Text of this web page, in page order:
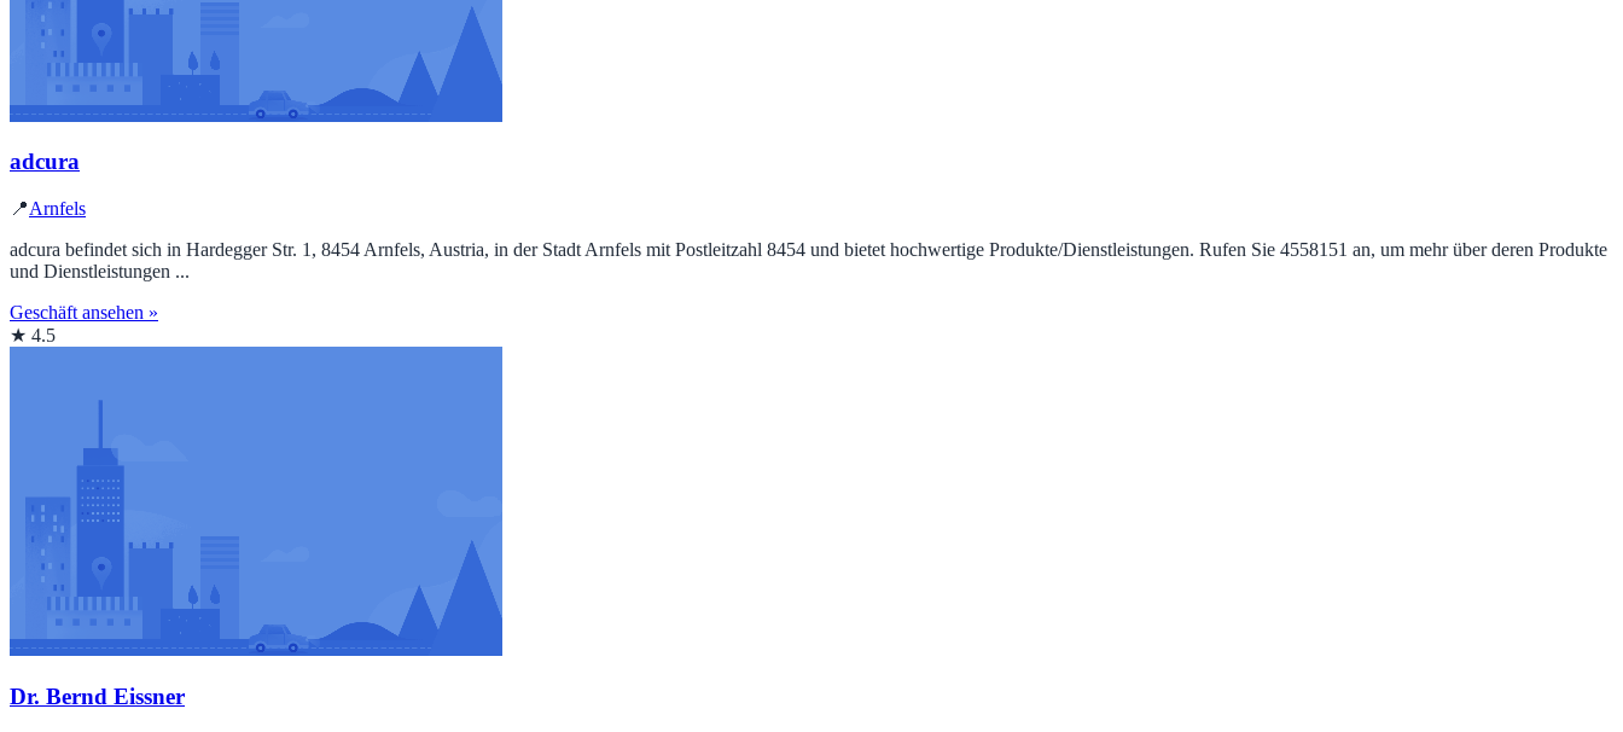
adcura
📍Arnfels
adcura befindet sich in Hardegger Str. 1, 8454 Arnfels, Austria, in der Stadt Arnfels mit Postleitzahl 8454 und bietet hochwertige Produkte/Dienstleistungen. Rufen Sie 4558151 an, um mehr über deren Produkte
und Dienstleistungen ...
Geschäft ansehen »
★ 4.5
Dr. Bernd Eissner